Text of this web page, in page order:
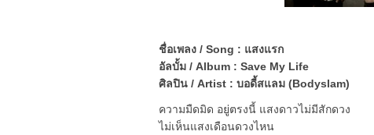
ชื่อเพลง / Song : แสงแรก
อัลบั้ม / Album : Save My Life
ศิลปิน / Artist : บอดี้สแลม (Bodyslam)
ความมืดมิด อยู่ตรงนี้ แสงดาวไม่มีสักดวง
ไม่เห็นแสงเดือนดวงไหน